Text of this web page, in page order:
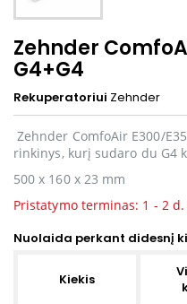
Zehnder
G4+G4
Rekuperatoriui Zehnder
Zehnder ComfoAir E300/
rinkinys, kurį sudaro du G4
500 x 160 x 23 mm
Pristatymo terminas: 1 - 2 d.
Nuolaida perkant didesnį
Kiekis